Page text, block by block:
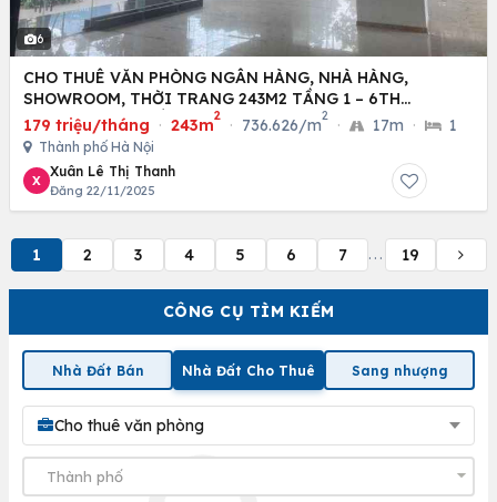
CÔNG CỤ TÌM KIẾM
Nhà Đất Bán Nhà Đất Cho Thuê Sang nhượng
Cho thuê văn phòng
6
CHO THUÊ VĂN PHÒNG NGÂN HÀNG, NHÀ HÀNG,
SHOWROOM, THỜI TRANG 243M2 TẦNG 1 – 6TH
ELEMENT (TÂY HỒ TÂY)
179 triệu/tháng · 243m
2
· 736.626/m
2
· 17m · 1
Thành phố Hà Nội
X
Xuân Lê Thị Thanh
Đăng 22/11/2025
1 2 3 4 5 6 7 ... 19